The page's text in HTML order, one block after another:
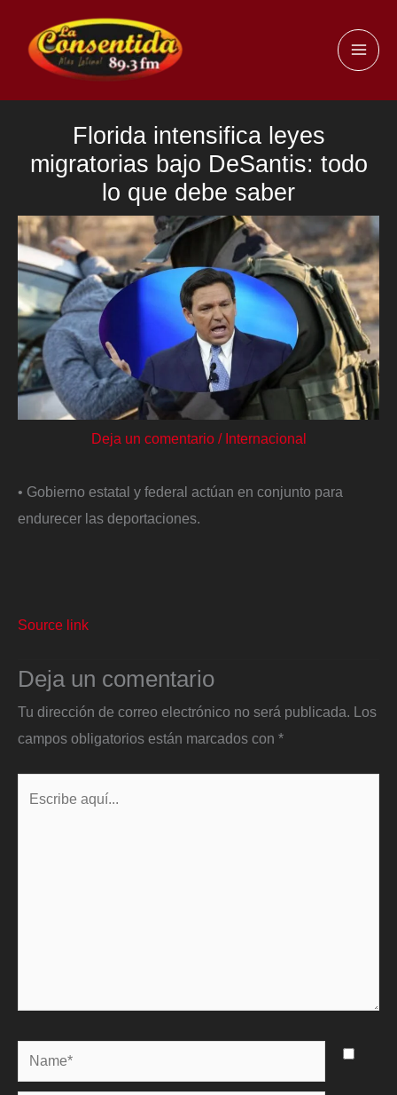
contenido
Florida intensifica leyes
migratorias bajo DeSantis: todo
lo que debe saber
Deja un comentario / Internacional
• Gobierno estatal y federal actúan en conjunto para
endurecer las deportaciones.
Source link
Deja un comentario
Tu dirección de correo electrónico no será publicada.
Los
campos obligatorios están marcados con *
Name*